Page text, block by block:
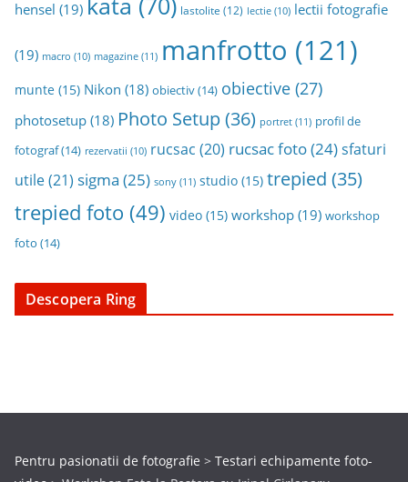
hensel (19) lastolite (12) lectie (10) lectii fotografie
(19) macro (10) magazine (11) manfrotto (121)
munte (15) Nikon (18) obiectiv(14) obiective (27)
photosetup (18) Photo Setup(36) portret (11) profil de
fotograf(14) rezervatii (10) rucsac (20) rucsac foto(24)sfaturi
utile(21) sigma (25) sony (11) studio (15) trepied (35)
trepied foto (49) video (15) workshop (19) workshop
foto (14)
Descopera Ring
Pentru pasionatii de fotografie > Testari echipamente foto-